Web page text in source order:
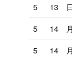
5
13
5
14 月
5
14 月